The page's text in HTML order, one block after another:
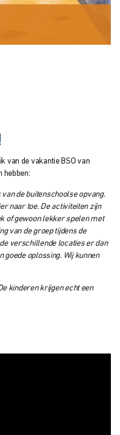
van de vakantie BSO van
hebben:
de buitenschoolse opvang.
naar toe. De activiteiten zijn
of gewoon lekker spelen met
van de groep tijdens de
verschillende locaties er dan
goede oplossing. Wij kunnen
kinderen krijgen echt een